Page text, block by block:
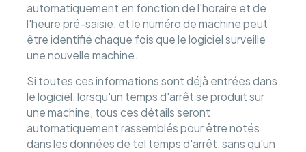
automatiquement en fonction de l'horaire et de
l'heure pré-saisie, et le numéro de machine peut
être identifié chaque fois que le logiciel surveille
une nouvelle machine.
Si toutes ces informations sont déjà entrées dans
le logiciel, lorsqu'un temps d'arrêt se produit sur
une machine, tous ces détails seront
automatiquement rassemblés pour être notés
dans les données de tel temps d'arrêt, sans qu'un